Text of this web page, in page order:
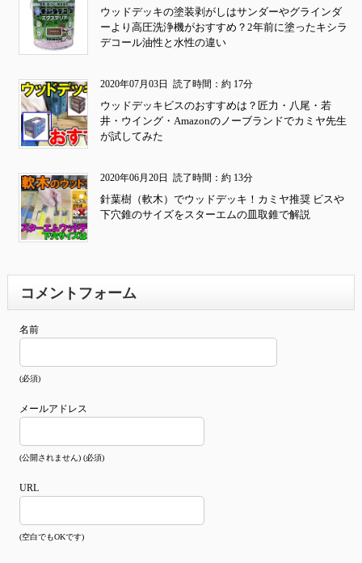
ウッドデッキの塗装剥がしはサンダーやグラインダ
ーより高圧洗浄機がおすすめ？2年前に塗ったキシラ
デコール油性と水性の違い
2020年07月03日 読了時間：約 17分
ウッドデッキビスのおすすめは？匠力・八尾・若
井・ウイング・Amazonのノーブランドでカミヤ先生
が試してみた
2020年06月20日 読了時間：約 13分
針葉樹（軟木）でウッドデッキ！カミヤ推奨 ビスや
下穴錐のサイズをスターエムの皿取錐で解説
コメントフォーム
名前
(必須)
メールアドレス
(公開されません) (必須)
URL
(空白でもOKです)